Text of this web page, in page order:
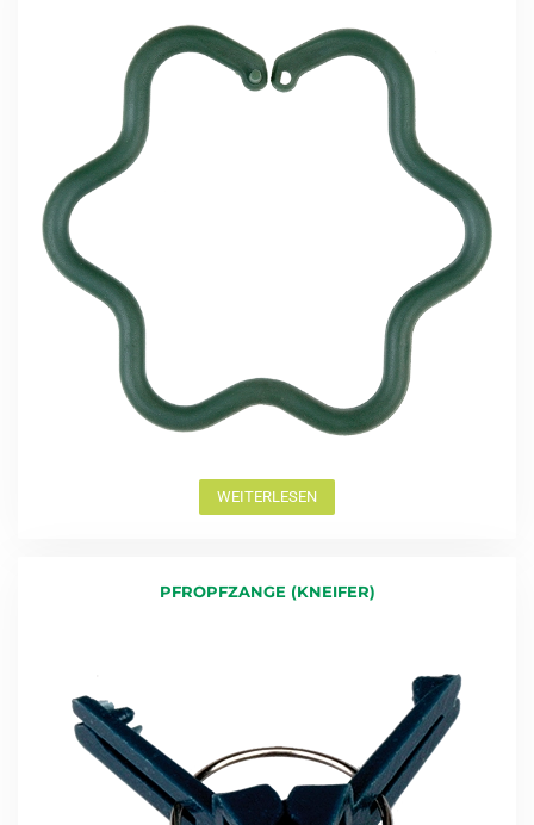
WEITERLESEN
PFROPFZANGE (KNEIFER)